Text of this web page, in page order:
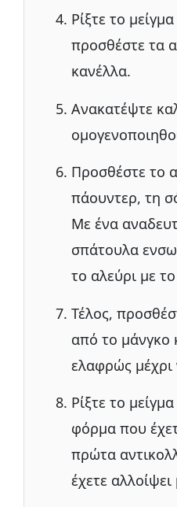
Ρίξτε το
προσθέστε τα
κανέλλα.
Ανακατέψτε
Προσθέστε το
πάουντερ, τη
Με ένα
σπάτουλα
το αλεύρι με
Τέλος,
από το μάνγκο
ελαφρώς
Ρίξτε το
φόρμα που
πρώτα
έχετε αλλοίψει